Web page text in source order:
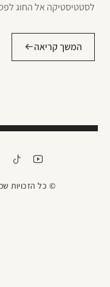
לסטטיסטיקה אל החוג
המשך קריאה
© כל הזכויות